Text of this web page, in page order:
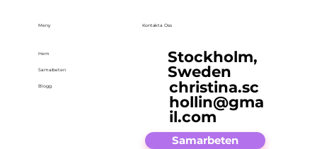
Meny
Hem
Samarbeten
Blogg
Kontakta Oss
Stockholm,
Sweden
christina.sc
hollin@gma
il.com
Samarbeten